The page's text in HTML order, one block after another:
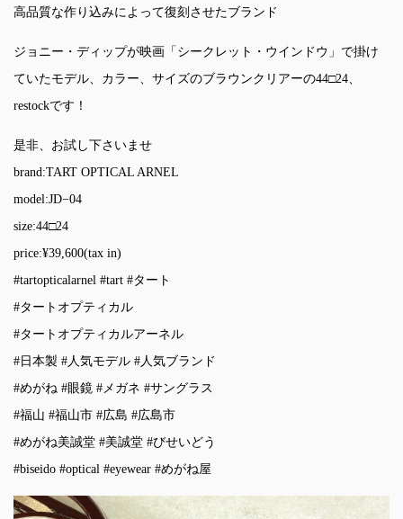
高品質な作り込みによって復刻させたブランド
ジョニー・ディップが映画「シークレット・ウインドウ」で掛け
ていたモデル、カラー、サイズのブラウンクリアーの44□24、
restockです！
是非、お試し下さいませ
brand:TART OPTICAL ARNEL
model:JD−04
size:44□24
price:¥39,600(tax in)
#tartopticalarnel #tart #タート
#タートオプティカル
#タートオプティカルアーネル
#日本製 #人気モデル #人気ブランド
#めがね #眼鏡 #メガネ #サングラス
#福山 #福山市 #広島 #広島市
#めがね美誠堂 #美誠堂 #びせいどう
#biseido #optical #eyewear #めがね屋